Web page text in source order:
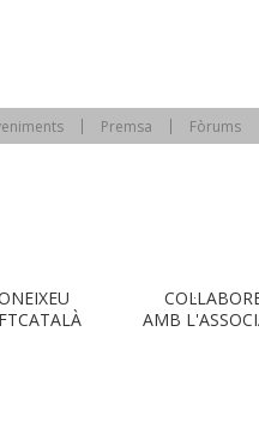
Premsa Fòrums
AMB